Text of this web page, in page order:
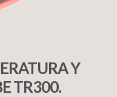
Y
TR300.